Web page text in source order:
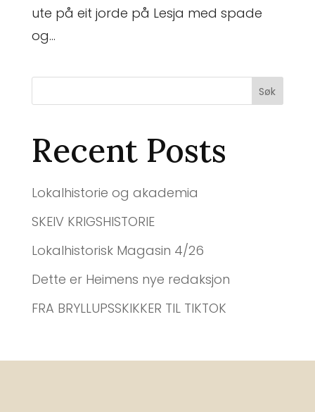
ute på eit jorde på Lesja med spade
og...
Søk
Recent Posts
Lokalhistorie og akademia
SKEIV KRIGSHISTORIE
Lokalhistorisk Magasin 4/26
Dette er Heimens nye redaksjon
FRA BRYLLUPSSKIKKER TIL TIKTOK